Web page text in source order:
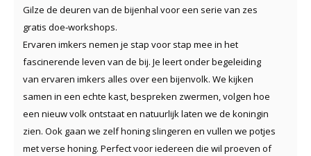
Gilze de deuren van de bijenhal voor een serie van zes
gratis doe‑workshops.
Ervaren imkers nemen je stap voor stap mee in het
fascinerende leven van de bij. Je leert onder begeleiding
van ervaren imkers alles over een bijenvolk. We kijken
samen in een echte kast, bespreken zwermen, volgen hoe
een nieuw volk ontstaat en natuurlijk laten we de koningin
zien. Ook gaan we zelf honing slingeren en vullen we potjes
met verse honing. Perfect voor iedereen die wil proeven of